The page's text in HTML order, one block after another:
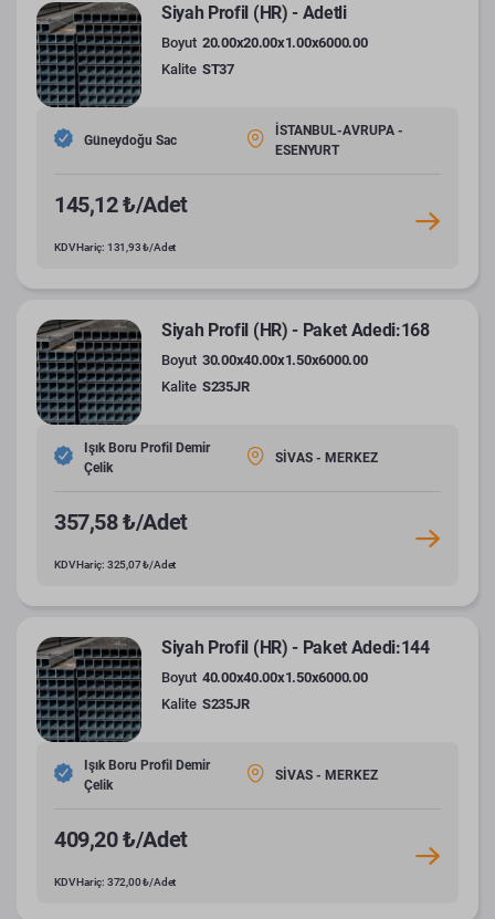
Siyah Profil (HR) - Adetli
Boyut 20.00x20.00x1.00x6000.00
Kalite ST37
Güneydoğu Sac
İSTANBUL-AVRUPA -
ESENYURT
145,12 ₺/Adet
KDV Hariç: 131,93 ₺/Adet
Siyah Profil (HR) - Paket Adedi:168
Boyut 30.00x40.00x1.50x6000.00
Kalite S235JR
Işık Boru Profil Demir
Çelik
SİVAS - MERKEZ
357,58 ₺/Adet
KDV Hariç: 325,07 ₺/Adet
Siyah Profil (HR) - Paket Adedi:144
Boyut 40.00x40.00x1.50x6000.00
Kalite S235JR
Işık Boru Profil Demir
Çelik
SİVAS - MERKEZ
409,20 ₺/Adet
KDV Hariç: 372,00 ₺/Adet